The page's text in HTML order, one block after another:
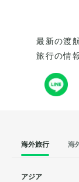
最新の渡
旅行の情
海外旅行 海
アジア